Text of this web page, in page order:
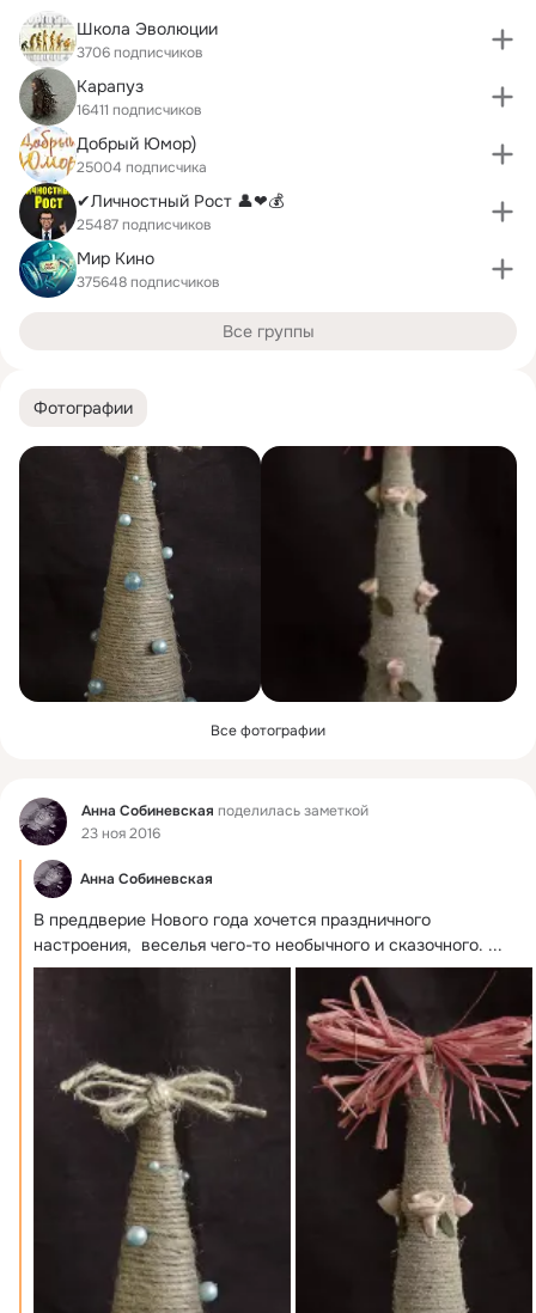
Фотографии
Все фотографии
Фид Анна Собиневская поделилась заметкой
23 ноя 2016
Анна Собиневская
В преддверие Нового года хочется праздничного
настроения,  веселья чего-то необычного и сказочного. ...
Школа Эволюции
3706 подписчиков
Карапуз
16411 подписчиков
Добрый Юмор)
25004 подписчика
✔Личностный Рост 👤❤💰
25487 подписчиков
Мир Кино
375648 подписчиков
Все группы